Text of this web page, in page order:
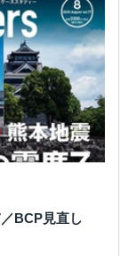
BCP見直し